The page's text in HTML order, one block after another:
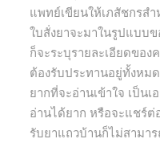
แพทย์เขียนให้เภสัชกรส
ใบสั่งยาจะมาในรูปแบบ
ก็จะระบุรายละเอียดขอ
ต้องรับประทานอยู่ทั้งหม
ยากที่จะอ่านเข้าใจ เป็น
อ่านได้ยาก หรือจะแชร์ต่
รับยาแถวบ้านก็ไม่สามา